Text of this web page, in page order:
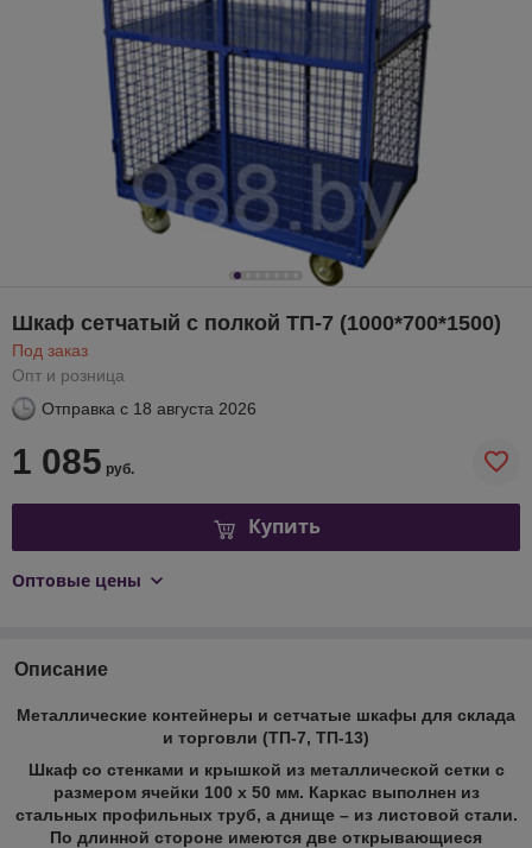
Шкаф сетчатый с полкой ТП-7 (1000*700*1500)
Под заказ
Опт и розница
Отправка с 18 августа 2026
1 085 руб.
Купить
Оптовые цены
Описание
Металлические контейнеры и сетчатые шкафы для склада
и торговли (ТП-7, ТП-13)
Шкаф со стенками и крышкой из металлической сетки с
размером ячейки 100 х 50 мм. Каркас выполнен из
стальных профильных труб, а днище – из листовой стали.
По длинной стороне имеются две открывающиеся